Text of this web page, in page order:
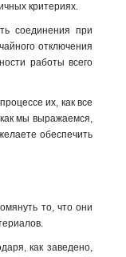
критериях.
соединения при
отключения
работы всего
их, как все
как мы выражаемся,
обеспечить
то, что они
как заведено,